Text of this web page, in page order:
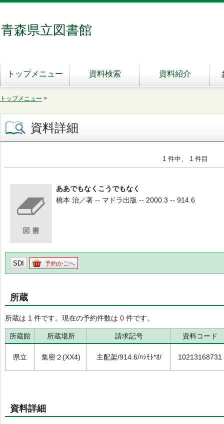
青森県立図書館
トップメニュー 資料検索 資料紹介
トップメニュー >
資料詳細
1 件中、 1 件目
ああでもなくこうでもなく
橋本 治／著 -- マドラ出版 -- 2000.3 -- 914.6
SDI 予約かごへ
所蔵
所蔵は 1 件です。現在の予約件数は 0 件です。
所蔵館 所蔵場所 請求記号 資料コード
県立 集密２(XX4) 主配架/914.6/ﾊｼﾓﾄ*ｵ/ 10213168731
資料詳細